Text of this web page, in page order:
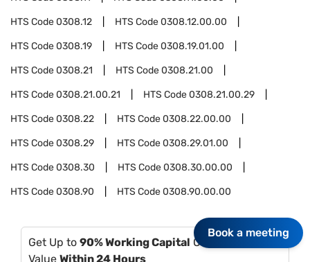
HTS Code0308.12 HTS Code0308.12.00.00
HTS Code0308.19 HTS Code0308.19.01.00
HTS Code0308.21 HTS Code0308.21.00
HTS Code0308.21.00.21 HTS Code0308.21.00.29
HTS Code0308.22 HTS Code0308.22.00.00
HTS Code0308.29 HTS Code0308.29.01.00
HTS Code0308.30 HTS Code0308.30.00.00
HTS Code0308.90 HTS Code0308.90.00.00
Get Up to 90% Working Capital Of Your Invoice
Value Within 24 Hours
Book a meeting